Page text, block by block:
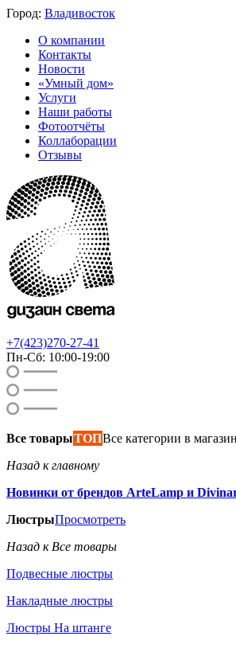
Город: Владивосток
О компании
Контакты
Новости
«Умный дом»
Услуги
Наши работы
Фотоотчёты
Коллаборации
Отзывы
+7(423)270-27-41
Пн-Сб: 10:00-19:00
Все товарыТОПВсе категории в
Назад к главному
Новинки от брендов ArteLamp и
ЛюстрыПросмотреть
Назад к Все товары
Подвесные люстры
Накладные люстры
Люстры На штанге